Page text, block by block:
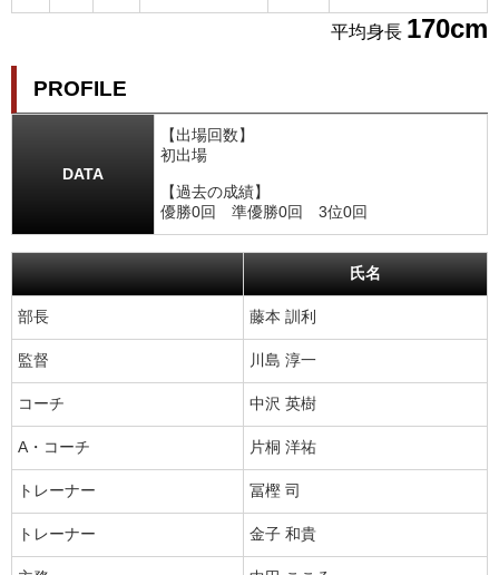
平均身長 170cm
PROFILE
DATA
【出場回数】
初出場
【過去の成績】
優勝0回 準優勝0回 3位0回
氏名
部長 藤本 訓利
監督 川島 淳一
コーチ 中沢 英樹
A・コーチ 片桐 洋祐
トレーナー 冨樫 司
トレーナー 金子 和貴